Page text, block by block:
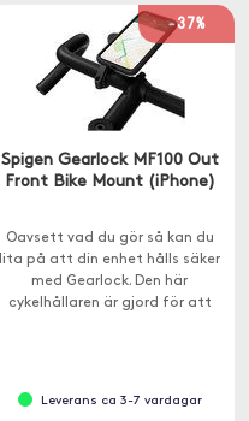
-37%
Spigen Gearlock MF100 Out
Front Bike Mount (iPhone)
Oavsett vad du gör så kan du
lita på att din enhet hålls säker
med Gearlock. Den här
cykelhållaren är gjord för att
Leverans ca 3-7 vardagar